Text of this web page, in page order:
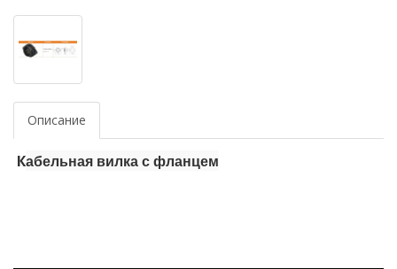
Описание
Кабельная вилка с фланцем